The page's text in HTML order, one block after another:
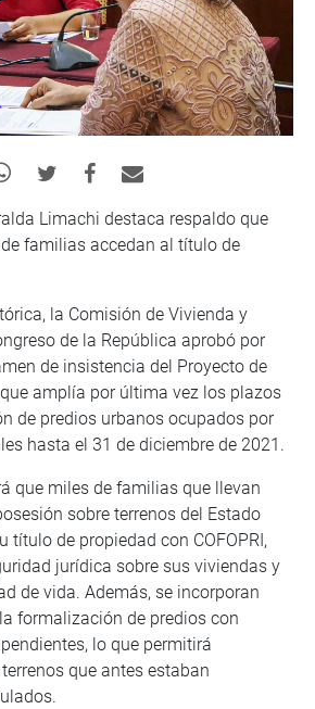
Limachi destaca respaldo que
familias accedan al título de
la Comisión de Vivienda y
de la República aprobó por
de insistencia del Proyecto de
amplía por última vez los plazos
de predios urbanos ocupados por
hasta el 31 de diciembre de 2021.
que miles de familias que llevan
sobre terrenos del Estado
título de propiedad con COFOPRI,
jurídica sobre sus viviendas y
de vida. Además, se incorporan
formalización de predios con
lo que permitirá
que antes estaban